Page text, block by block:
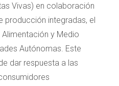
Vivas) en colaboración
producción integradas, el
y Medio
Autónomas. Este
dar respuesta a las